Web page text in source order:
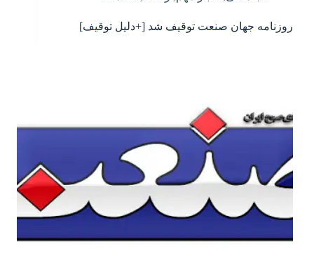
روزنامه جهان صنعت توقیف شد [+دلیل توقیف]